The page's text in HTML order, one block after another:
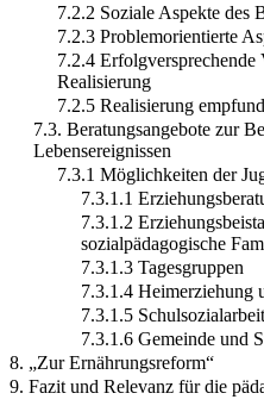
7.2.2 Soziale Aspekte des
7.2.3 Problemorientierte
7.2.4 Erfolgversprechende
Realisierung
7.2.5 Realisierung
7.3. Beratungsangebote zur
Lebensereignissen
7.3.1 Möglichkeiten der
7.3.1.1
7.3.1.2
sozialpädagogische
7.3.1.3 Tagesgruppen
7.3.1.4 Heimerziehung
7.3.1.5 Schulsozialarbeit
7.3.1.6 Gemeinde und
8. „Zur Ernährungsreform“
9. Fazit und Relevanz für die